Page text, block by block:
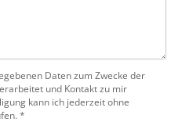
Daten zum Zwecke der
und Kontakt zu mir
kann ich jederzeit ohne
*